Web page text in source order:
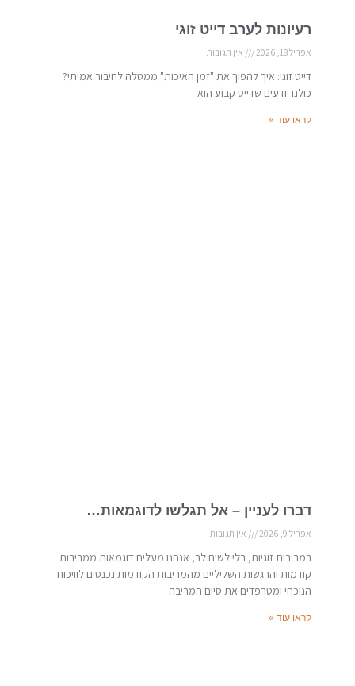
רעיונות לערב דייט זוגי
אפריל 18, 2026 אין תגובות
דייט זוגי: איך להפוך את "זמן האיכות" ממטלה לחיבור אמיתי?
כולנו יודעים שדייט קבוע הוא
קראו עוד »
דברו לעניין – אל תגלשו לדוגמאות…
אפריל 9, 2026 אין תגובות
במריבות זוגיות, בלי לשים לב, אנחנו מעלים דוגמאות ממריבות
קודמות והרגשות השליליים מהמריבות הקודמות נכנסים לוויכוח
הנוכחי ומטרפדים את סיום המריבה
קראו עוד »